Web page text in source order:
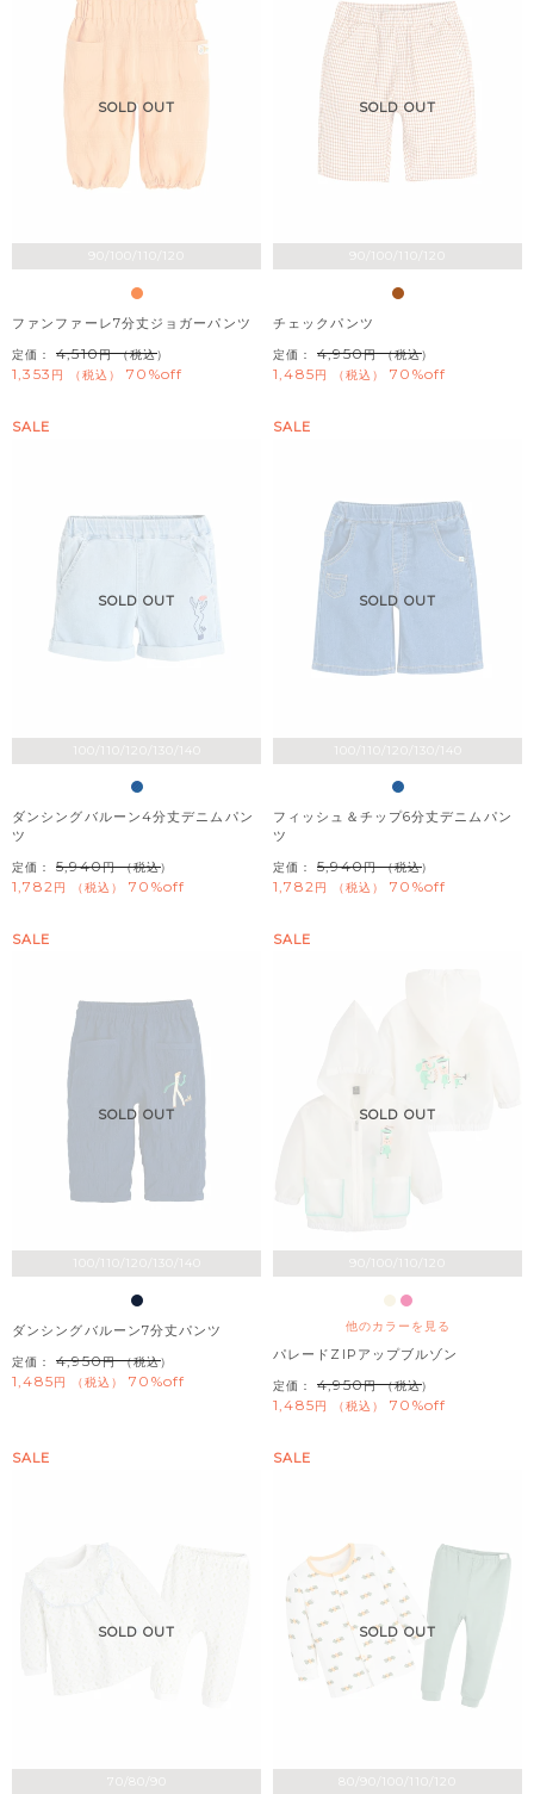
SOLD OUT
ファンファーレ7分丈ジョガーパンツ
定価： 4,510 （税込）
1,353 税込 70%off
SOLD OUT
チェックパンツ
定価： 4,950 （税込）
1,485 税込 70%off
100/110/120/130/140
SOLD OUT
SALE
ダンシングバルーン4分丈デニムパン
ツ
定価： 5,940 （税込）
1,782 税込 70%off
100/110/120/130/140
SOLD OUT
SALE
フィッシュ＆チップ6分丈デニムパン
ツ
定価： 5,940 （税込）
1,782 税込 70%off
100/110/120/130/140
SOLD OUT
SALE
ダンシングバルーン7分丈パンツ
定価： 4,950 （税込）
1,485 税込 70%off
他のカラーを見る
SOLD OUT
SALE
パレードZIPアップブルゾン
定価： 4,950 （税込）
1,485 税込 70%off
70/80/90
SOLD OUT
SALE
80/90/100/110/120
SOLD OUT
SALE